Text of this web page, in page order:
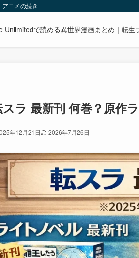
ニメの続き
Unlimitedで読める異世界漫画まとめ｜転生
スラ 最新刊 何巻？原作
年12月21日 2026年7月26日